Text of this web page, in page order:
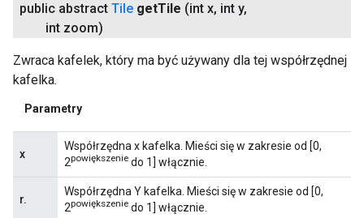
public abstract Tile getTile (int x, int y,
int zoom)
Zwraca kafelek, który ma być używany dla tej współrzędnej
kafelka.
Parametry
x
Współrzędna x kafelka. Mieści się w zakresie od [0,
2powiększenie do 1] włącznie.
r.
Współrzędna Y kafelka. Mieści się w zakresie od [0,
2powiększenie do 1] włącznie.